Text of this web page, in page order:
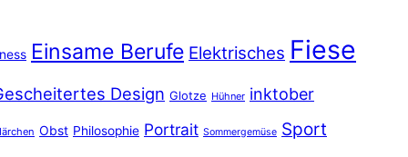
Einsame Berufe Elektrisches Fiese
Design Glotze Hühner inktober
Obst Philosophie Portrait Sommergemüse Sport